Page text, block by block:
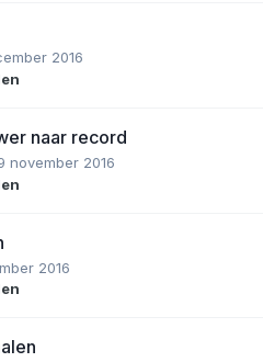
2016
naar record
november 2016
2016